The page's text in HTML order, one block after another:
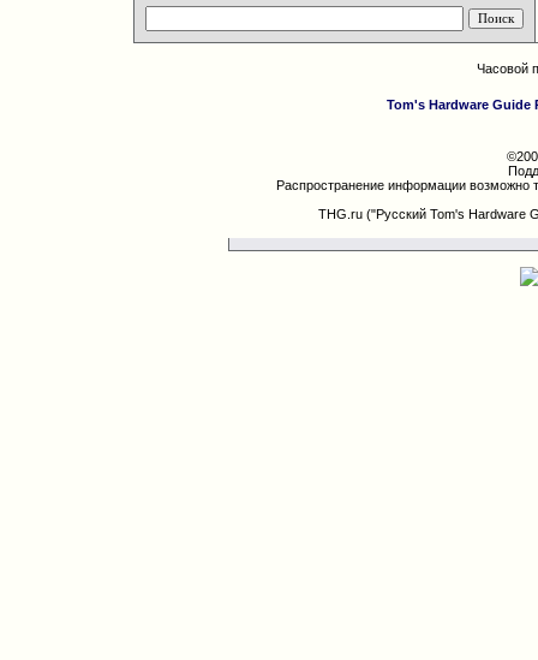
Часовой
Tom's Hardware Guide
Распространение информации возможно
THG.ru ("Русский Tom's Hardware